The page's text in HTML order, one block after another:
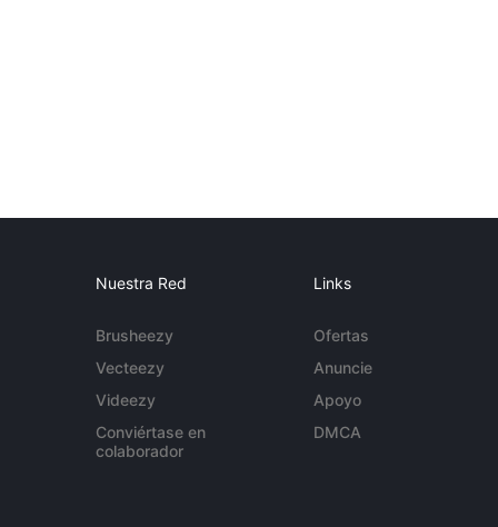
Nuestra Red
Brusheezy
Vecteezy
Videezy
Conviértase en
colaborador
Links
Ofertas
Anuncie
Apoyo
DMCA